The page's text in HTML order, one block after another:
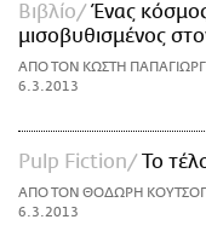
Βιβλίο
Ένας
μισοβυθισμένος
ΑΠΟ ΤΟΝ ΚΩΣΤΗ
6.3.2013
Pulp Fiction Το
ΑΠΟ ΤΟΝ ΘΟΔΩΡΗ
6.3.2013